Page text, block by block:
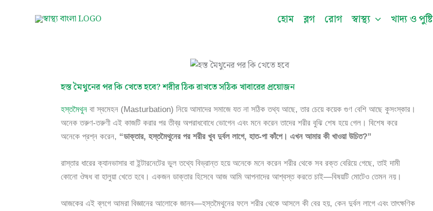
হোম ব্লগ রোগ স্বাস্থ্য খাদ্য ও পুষ্টি
হস্ত মৈথুনের পর কি খেতে হবে? শরীর ঠিক রাখতে সঠিক খাবারের প্রয়োজন
হস্তমৈথুনবা স্বমেহন (Masturbation) নিয়ে আমাদের সমাজে যত না সঠিক তথ্য আছে, তার চেয়ে কয়েক গুণ বেশি আছে কুসংস্কার।
অনেক তরুণ-তরুণী এই কাজটি করার পর তীব্র অপরাধবোধে ভোগেন এবং মনে করেন তাদের শরীর বুঝি শেষ হয়ে গেল। বিশেষ করে
অনেকে প্রশ্ন করেন, “ডাক্তার, হস্তমৈথুনের পর শরীর খুব দুর্বল লাগে, হাত-পা কাঁপে। এখন আমার কী খাওয়া উচিত?”
রাস্তার ধারের ক্যানভাসার বা ইন্টারনেটের ভুল তথ্যে বিভ্রান্ত হয়ে অনেকে মনে করেন শরীর থেকে সব রক্ত বেরিয়ে গেছে, তাই দামী
কোনো ঔষধ বা হালুয়া খেতে হবে। একজন ডাক্তার হিসেবে আজ আমি আপনাদের আশ্বস্ত করতে চাই—বিষয়টি মোটেও তেমন নয়।
আজকের এই ব্লগে আমরা বিজ্ঞানের আলোকে জানব—হস্তমৈথুনের ফলে শরীর থেকে আসলে কী বের হয়, কেন দুর্বল লাগে এবং তাৎক্ষণিক